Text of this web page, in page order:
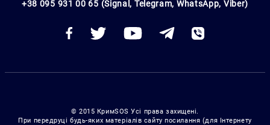
+38 095 931 00 65 (Signal, Telegram, WhatsApp, Viber)
© 2015 КримSOS Усі права захищені.
При передруці будь-яких матеріалів сайту посилання (для Інтернету